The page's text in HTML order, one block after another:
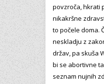
povzroča, hkrati
nikakršne
to počele doma.
neskladju z
držav, pa skuša
bi se abortivne
seznam nujnih